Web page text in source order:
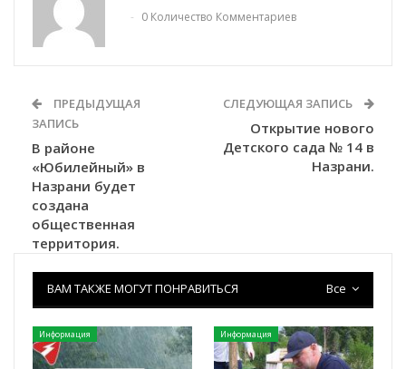
0 Количество Комментариев
ПРЕДЫДУЩАЯ
ЗАПИСЬ
В районе
«Юбилейный» в
Назрани будет
создана
общественная
территория.
СЛЕДУЮЩАЯ ЗАПИСЬ
Открытие нового
Детского сада № 14 в
Назрани.
Все
ВАМ ТАКЖЕ МОГУТ ПОНРАВИТЬСЯ
Информация Информация